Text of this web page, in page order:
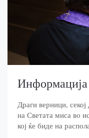
Информација
Драги верници,
на Светата миса во
кој ќе биде на